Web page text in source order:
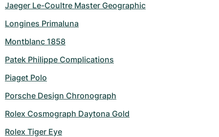
Jaeger Le-Coultre Master Geographic
Longines Primaluna
Montblanc 1858
Patek Philippe Complications
Piaget Polo
Porsche Design Chronograph
Rolex Cosmograph Daytona Gold
Rolex Tiger Eye